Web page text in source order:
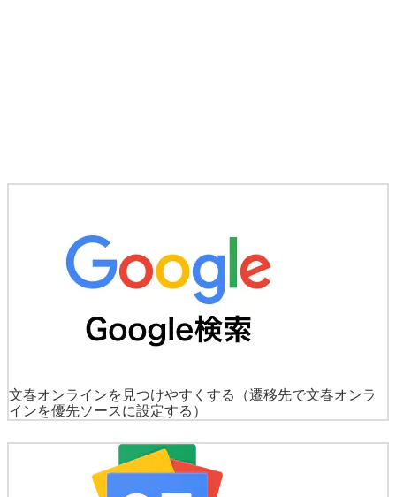
文春オンラインを見つけやすくする
（遷移先で文春オンラ
インを優先ソースに設定する）